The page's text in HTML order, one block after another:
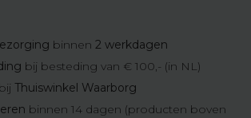
binnen 2 werkdagen
bij besteding van € 100,- (in NL)
Thuiswinkel Waarborg
binnen 14 dagen (producten boven